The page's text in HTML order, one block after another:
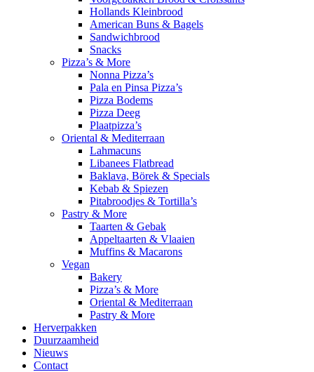
Hollands Kleinbrood
American Buns & Bagels
Sandwichbrood
Snacks
Pizza’s & More
Nonna Pizza’s
Pala en Pinsa Pizza’s
Pizza Bodems
Pizza Deeg
Plaatpizza’s
Oriental & Mediterraan
Lahmacuns
Libanees Flatbread
Baklava, Börek & Specials
Kebab & Spiezen
Pitabroodjes & Tortilla’s
Pastry & More
Taarten & Gebak
Appeltaarten & Vlaaien
Muffins & Macarons
Vegan
Bakery
Pizza’s & More
Oriental & Mediterraan
Pastry & More
Herverpakken
Duurzaamheid
Nieuws
Contact